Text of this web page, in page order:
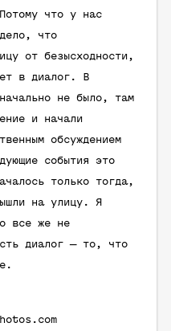
что у нас
что
от безысходности,
в диалог. В
не было, там
и начали
обсуждением
события это
только тогда,
на улицу. Я
все же не
диалог — то, что